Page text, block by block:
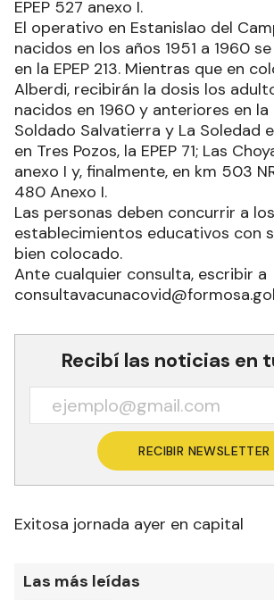
EPEP 527 anexo I.
El operativo en Estanislao del
nacidos en los años 1951 a 1960
en la EPEP 213. Mientras que en
Alberdi, recibirán la dosis los
nacidos en 1960 y anteriores en la
Soldado Salvatierra y La Soledad
en Tres Pozos, la EPEP 71; Las
anexo I y, finalmente, en km 503
480 Anexo I.
Las personas deben concurrir a los
establecimientos educativos con
bien colocado.
Ante cualquier consulta, escribir a
Recibí las noticias en
RECIBIR NEWSLETTER
Exitosa jornada ayer en capital
Las más leídas